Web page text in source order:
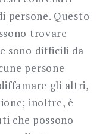
persone. Questo
trovare
sono difficili da
persone
gli altri,
inoltre, è
che possono